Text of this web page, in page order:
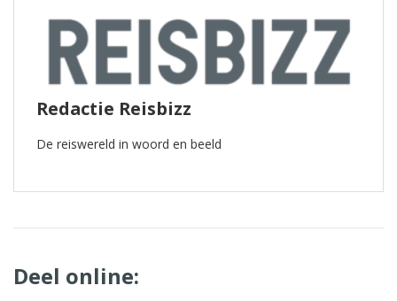
Redactie Reisbizz
De reiswereld in woord en beeld
Deel online: